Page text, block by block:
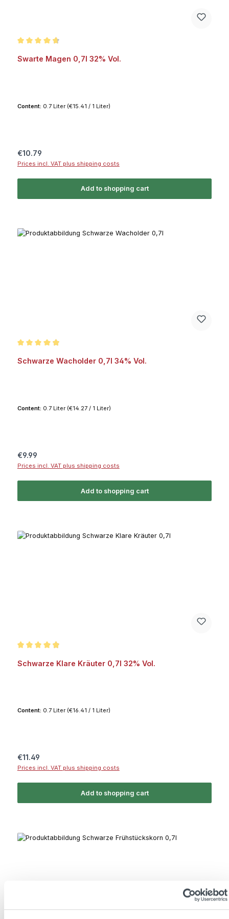
Swarte Magen 0,7l 32% Vol.
Content: 0.7 Liter (€15.41 / 1 Liter)
Regular price:
€10.79
Prices incl. VAT plus shipping costs
Add to shopping cart
Schwarze Wacholder 0,7l 34% Vol.
Content: 0.7 Liter (€14.27 / 1 Liter)
Regular price:
€9.99
Prices incl. VAT plus shipping costs
Add to shopping cart
Schwarze Klare Kräuter 0,7l 32% Vol.
Content: 0.7 Liter (€16.41 / 1 Liter)
Regular price:
€11.49
Prices incl. VAT plus shipping costs
Add to shopping cart